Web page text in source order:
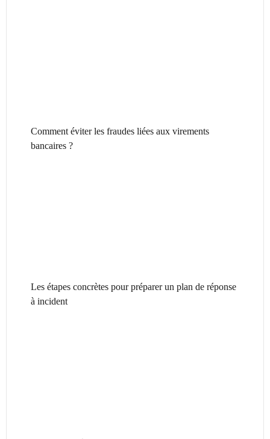
Comment éviter les fraudes liées aux virements
bancaires ?
Les étapes concrètes pour préparer un plan de réponse
à incident